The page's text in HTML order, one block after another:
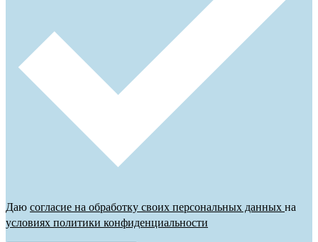
Даю согласие на обработку своих персональных данных на
условиях политики конфиденциальности